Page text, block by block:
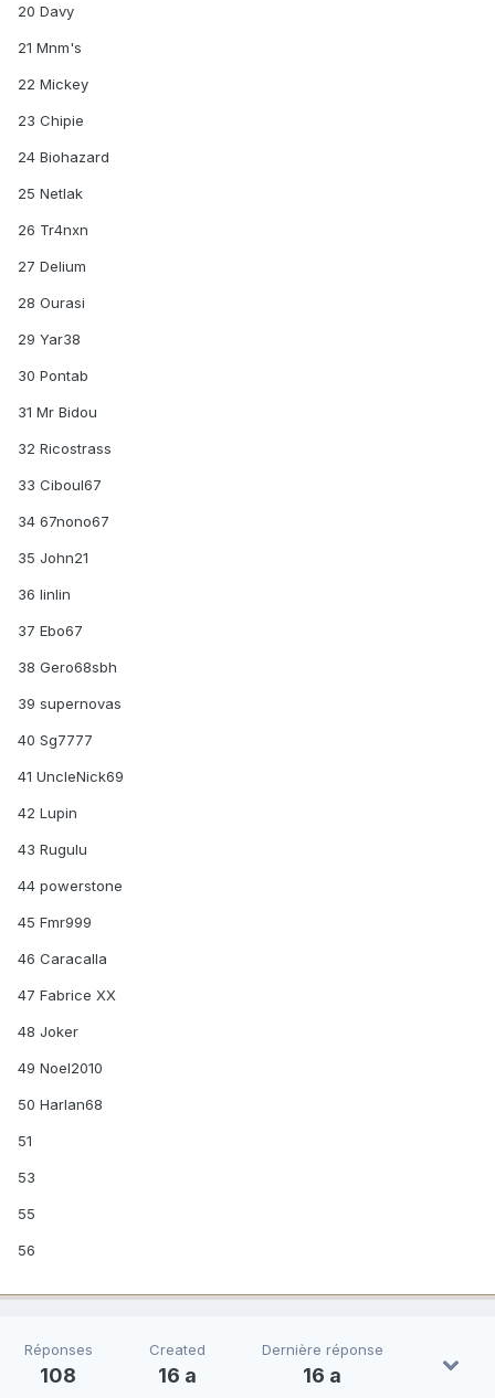
20 Davy
21 Mnm's
22 Mickey
23 Chipie
24 Biohazard
25 Netlak
26 Tr4nxn
27 Delium
28 Ourasi
29 Yar38
30 Pontab
31 Mr Bidou
32 Ricostrass
33 Ciboul67
34 67nono67
35 John21
36 linlin
37 Ebo67
38 Gero68sbh
39 supernovas
40 Sg7777
41 UncleNick69
42 Lupin
43 Rugulu
44 powerstone
45 Fmr999
46 Caracalla
47 Fabrice XX
48 Joker
49 Noel2010
50 Harlan68
51
53
55
56
Réponses
108
Created
16 a
Dernière réponse
16 a